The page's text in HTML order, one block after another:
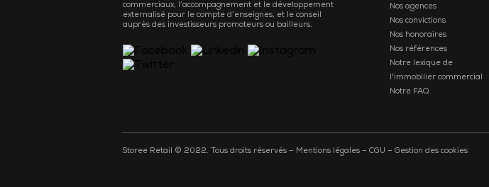
commerciaux, l’accompagnement et le développement
externalisé pour le compte d’enseignes, et le conseil
auprès des investisseurs promoteurs ou bailleurs.
Nos agences
Nos convictions
Nos honoraires
Nos références
Notre lexique de
l'immobilier commercial
Notre FAQ
Storee Retail © 2022. Tous droits réservés – Mentions légales – CGU – Gestion des cookies